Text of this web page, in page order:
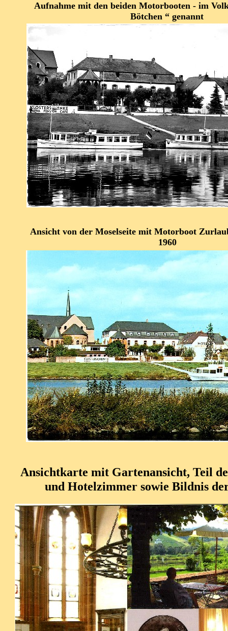
Aufnahme mit den beiden Motorbooten - im
Bötchen “ genannt
Ansicht von der Moselseite mit Motorboot
1960
Ansichtkarte mit Gartenansicht, Teil
und Hotelzimmer sowie Bildnis